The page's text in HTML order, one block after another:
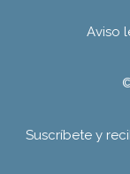
Aviso
Suscríbete y